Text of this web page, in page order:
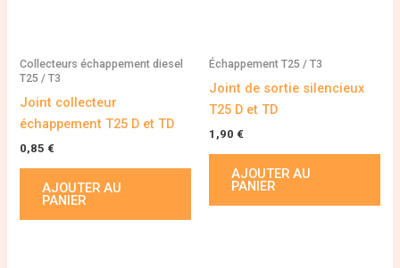
Collecteurs échappement diesel
T25 / T3
Joint collecteur
échappement T25 D et TD
0,85 €
AJOUTER AU
PANIER
Échappement T25 / T3
Joint de sortie silencieux
T25 D et TD
1,90 €
AJOUTER AU
PANIER